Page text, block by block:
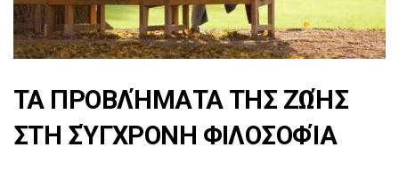
ΤΑ ΠΡΟΒΛΉΜΑΤΑ ΤΗΣ ΖΩΉΣ
ΣΤΗ ΣΎΓΧΡΟΝΗ ΦΙΛΟΣΟΦΊΑ